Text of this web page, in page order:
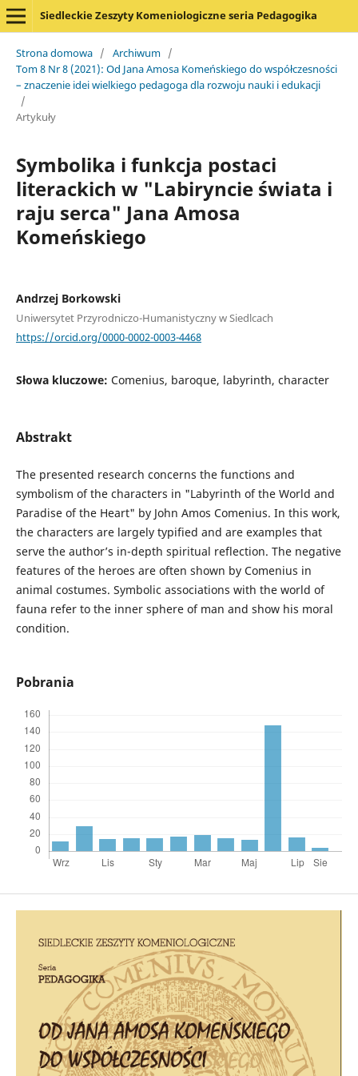
Siedleckie Zeszyty Komeniologiczne seria Pedagogika
Strona domowa / Archiwum /
Tom 8 Nr 8 (2021): Od Jana Amosa Komeńskiego do współczesności
– znaczenie idei wielkiego pedagoga dla rozwoju nauki i edukacji
/
Artykuły
Symbolika i funkcja postaci
literackich w "Labiryncie świata i
raju serca" Jana Amosa
Komeńskiego
Andrzej Borkowski
Uniwersytet Przyrodniczo-Humanistyczny w Siedlcach
https://orcid.org/0000-0002-0003-4468
Słowa kluczowe: Comenius, baroque, labyrinth, character
Abstrakt
The presented research concerns the functions and
symbolism of the characters in "Labyrinth of the World and
Paradise of the Heart" by John Amos Comenius. In this work,
the characters are largely typified and are examples that
serve the author’s in-depth spiritual reflection. The negative
features of the heroes are often shown by Comenius in
animal costumes. Symbolic associations with the world of
fauna refer to the inner sphere of man and show his moral
condition.
Pobrania